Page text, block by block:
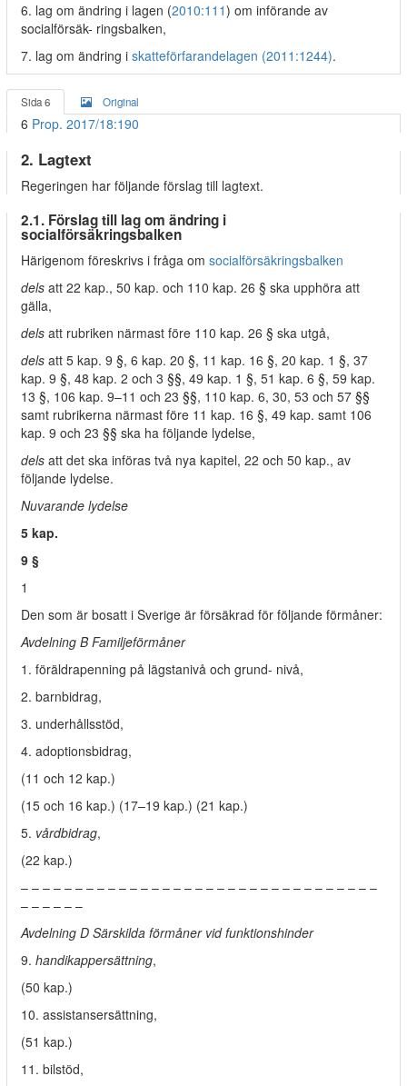
6. lag om ändring i lagen (2010:111) om införande av
socialförsäk- ringsbalken,
7. lag om ändring i skatteförfarandelagen (2011:1244).
Sida 6 Original
6 Prop. 2017/18:190
2. Lagtext
Regeringen har följande förslag till lagtext.
2.1. Förslag till lag om ändring i
socialförsäkringsbalken
Härigenom föreskrivs i fråga om socialförsäkringsbalken
dels att 22 kap., 50 kap. och 110 kap. 26 § ska upphöra att
gälla,
dels att rubriken närmast före 110 kap. 26 § ska utgå,
dels att 5 kap. 9 §, 6 kap. 20 §, 11 kap. 16 §, 20 kap. 1 §, 37
kap. 9 §, 48 kap. 2 och 3 §§, 49 kap. 1 §, 51 kap. 6 §, 59 kap.
13 §, 106 kap. 9–11 och 23 §§, 110 kap. 6, 30, 53 och 57 §§
samt rubrikerna närmast före 11 kap. 16 §, 49 kap. samt 106
kap. 9 och 23 §§ ska ha följande lydelse,
dels att det ska införas två nya kapitel, 22 och 50 kap., av
följande lydelse.
Nuvarande lydelse
5 kap.
9 §
1
Den som är bosatt i Sverige är försäkrad för följande förmåner:
Avdelning B Familjeförmåner
1. föräldrapenning på lägstanivå och grund- nivå,
2. barnbidrag,
3. underhållsstöd,
4. adoptionsbidrag,
(11 och 12 kap.)
(15 och 16 kap.) (17–19 kap.) (21 kap.)
5. vårdbidrag,
(22 kap.)
– – – – – – – – – – – – – – – – – – – – – – – – – – – – – – – – –
– – – – – –
Avdelning D Särskilda förmåner vid funktionshinder
9. handikappersättning,
(50 kap.)
10. assistansersättning,
(51 kap.)
11. bilstöd,